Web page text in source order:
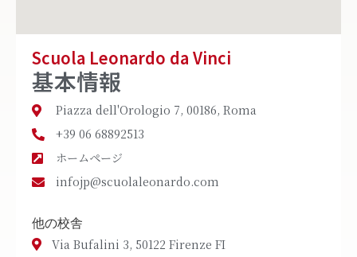
Scuola Leonardo da Vinci
基本情報
Piazza dell'Orologio 7, 00186, Roma
+39 06 68892513
ホームページ
infojp@scuolaleonardo.com
他の校舎
Via Bufalini 3, 50122 Firenze FI